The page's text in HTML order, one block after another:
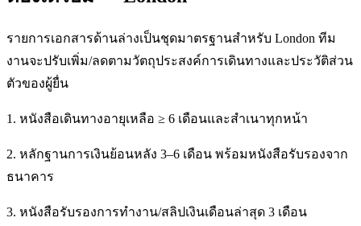
รายการเอกสารด้านล่างเป็นชุดมาตรฐานสำหรับ London ทีม
งานจะปรับเพิ่ม/ลดตามวัตถุประสงค์การเดินทางและประวัติส่วน
ตัวของผู้ยื่น
1. หนังสือเดินทางอายุเหลือ ≥ 6 เดือนและสำเนาทุกหน้า
2. หลักฐานการเงินย้อนหลัง 3–6 เดือน พร้อมหนังสือรับรองจาก
ธนาคาร
3. หนังสือรับรองการทำงาน/สลิปเงินเดือนล่าสุด 3 เดือน